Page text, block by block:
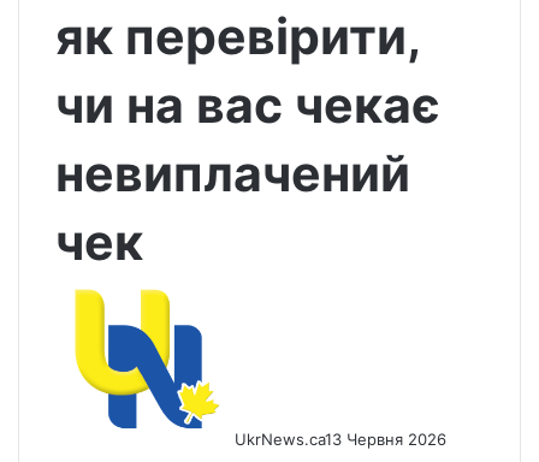
як перевірити,
чи на вас чекає
невиплачений
чек
UkrNews.ca13 Червня 2026